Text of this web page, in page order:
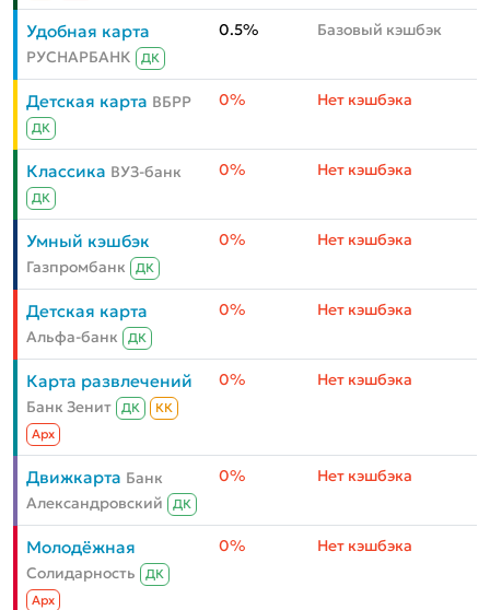
Удобная карта
РУСНАРБАНК ДК
0.5% Базовый кэшбэк
Детская карта ВБРР
ДК
0% Нет кэшбэка
Классика ВУЗ-банк
ДК
0% Нет кэшбэка
Умный кэшбэк
Газпромбанк ДК
0% Нет кэшбэка
Детская карта
Альфа-банк ДК
0% Нет кэшбэка
Карта развлечений
Банк Зенит ДК
КК
Aрх
0% Нет кэшбэка
Движкарта Банк
Александровский
ДК
0% Нет кэшбэка
Молодёжная
Солидарность
ДК
Aрх
0% Нет кэшбэка